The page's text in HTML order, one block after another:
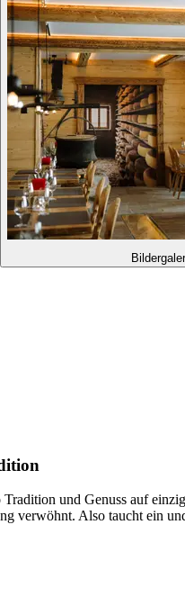
und Genuss auf
verwöhnt. Also taucht ein